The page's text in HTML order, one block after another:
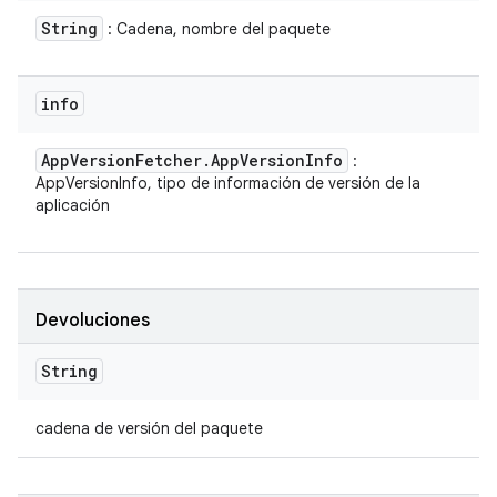
String : Cadena, nombre del paquete
info
AppVersionFetcher.AppVersionInfo
:
AppVersionInfo, tipo de información de versión de la
aplicación
Devoluciones
String
cadena de versión del paquete